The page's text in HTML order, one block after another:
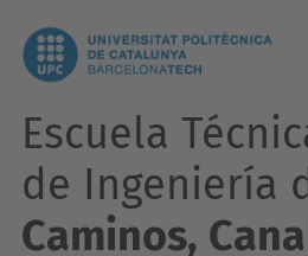
Escuela
de Ingeniería
Caminos,